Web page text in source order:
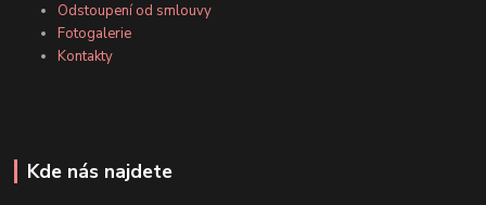
Odstoupení od smlouvy
Fotogalerie
Kontakty
Kde nás najdete